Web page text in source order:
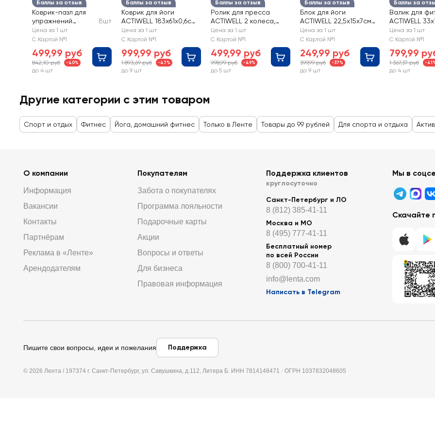
Баллы за отзыв
Коврик-пазл для
упражнений
ACTIWELL
29,5х29,5х1см 8
IR97538
8шт
Цена за 1 шт
С Картой №1
499,99 руб
842,10 руб -40%
до 4 шт
Баллы за отзыв
Коврик для йоги
ACTIWELL 183х61х0,6см,
Арт. IR97503B
Цена за 1 шт
С Картой №1
999,99 руб
1 893,69 руб -47%
до 9 шт
Баллы за отзыв
Ролик для пресса
ACTIWELL 2 колеса,
Арт. IR97749B
Цена за 1 шт
С Картой №1
499,99 руб
998,99 руб -49%
до 5 шт
Баллы за отзыв
Блок для йоги
ACTIWELL 22,5x15x7см
цвета в ассортименте,
Арт. MU22012502
Цена за 1 шт
С Картой №1
249,99 руб
399,99 руб -37%
до 9 шт
Баллы за
Валик для
ACTIWELL
TC2110367
Цена за 1 шт
С Картой №1
799,99
1 367,37 руб -
до 4 шт
Другие категории с этим товаром
Спорт и отдых Фитнес Йога, домашний фитнес Только в Ленте Товары до 99 рублей Для спорта и отдыха
О компании
Информация
Вакансии
Контакты
Партнёрам
Реклама в «Ленте»
Арендодателям
Покупателям
Забота о покупателях
Программа лояльности
Подарочные карты
Акции
Вопросы и ответы
Для бизнеса
Правовая информация
Поддержка клиентов
круглосуточно
Санкт-Петербург и ЛО
8 (812) 385-41-11
Москва и МО
8 (495) 777-41-11
Бесплатный номер
по всей России
8 (800) 700-41-11
info@lenta.com
Написать в Telegram
Мы в
Скачайте
Пишите свои вопросы, идеи и пожелания Поддержка
© 2026 Лента / 197374 г. Санкт-Петербург, ул. Савушкина, д.112, Литера Б. ИНН 7814148471 · ОГРН 1037832048605